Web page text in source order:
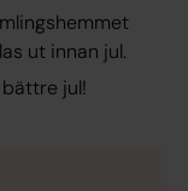
ut innan jul.
jul!